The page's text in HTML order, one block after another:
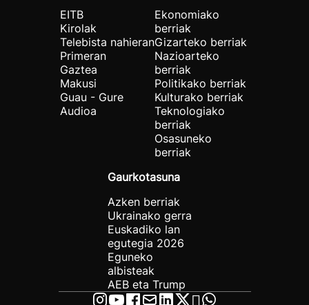
EITB
Kirolak
Telebista nahieran
Primeran
Gaztea
Makusi
Guau - Gure
Audioa
Ekonomiako
berriak
Gizarteko berriak
Nazioarteko
berriak
Politikako berriak
Kulturako berriak
Teknologiako
berriak
Osasuneko
berriak
Gaurkotasuna
Azken berriak
Ukrainako gerra
Euskadiko lan
egutegia 2026
Eguneko
albisteak
AEB eta Trump